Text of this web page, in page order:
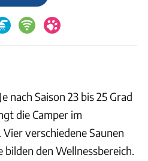
Je nach Saison 23 bis 25 Grad
die Camper im
verschiedene Saunen
bilden den Wellnessbereich.